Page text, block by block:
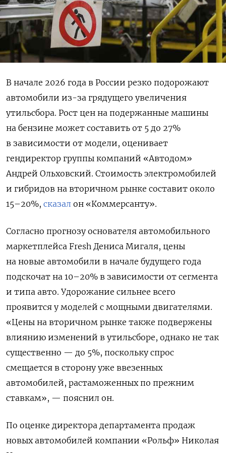
В начале 2026 года в России резко подорожают
автомобили из-за грядущего увеличения
утильсбора. Рост цен на подержанные машины
на бензине может составить от 5 до 27%
в зависимости от модели, оценивает
гендиректор группы компаний «Автодом»
Андрей Ольховский. Стоимость электромобилей
и гибридов на вторичном рынке составит около
15–20%, сказал он «Коммерсанту».
Согласно прогнозу основателя автомобильного
маркетплейса Fresh Дениса Мигаля, цены
на новые автомобили в начале будущего года
подскочат на 10–20% в зависимости от сегмента
и типа авто. Удорожание сильнее всего
проявится у моделей с мощными двигателями.
«Цены на вторичном рынке также подвержены
влиянию изменений в утильсборе, однако не так
существенно — до 5%, поскольку спрос
смещается в сторону уже ввезенных
автомобилей, растаможенных по прежним
ставкам», — пояснил он.
По оценке директора департамента продаж
новых автомобилей компании «Рольф» Николая